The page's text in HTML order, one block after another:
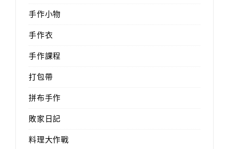
手作小物
手作衣
手作課程
打包帶
拼布手作
敗家日記
料理大作戰